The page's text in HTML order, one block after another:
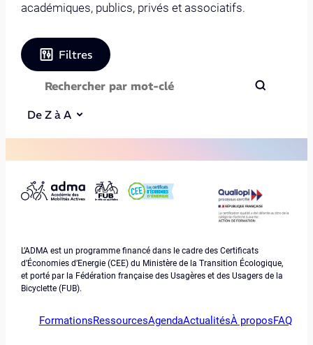
académiques, publics, privés et associatifs.
Filtres
De Z à A
L’ADMA est un programme financé dans le cadre des Certificats
d’Économies d’Energie (CEE) du Ministère de la Transition Écologique,
et porté par la Fédération française des Usagères et des Usagers de la
Bicyclette (FUB).
FormationsRessourcesAgendaActualitésÀ proposFAQ